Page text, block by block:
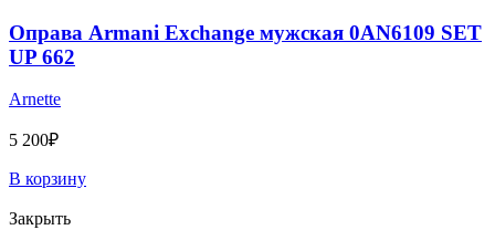
Оправа Armani Exchange мужская 0AN6109 SET
UP 662
Arnette
5 200₽
В корзину
Закрыть